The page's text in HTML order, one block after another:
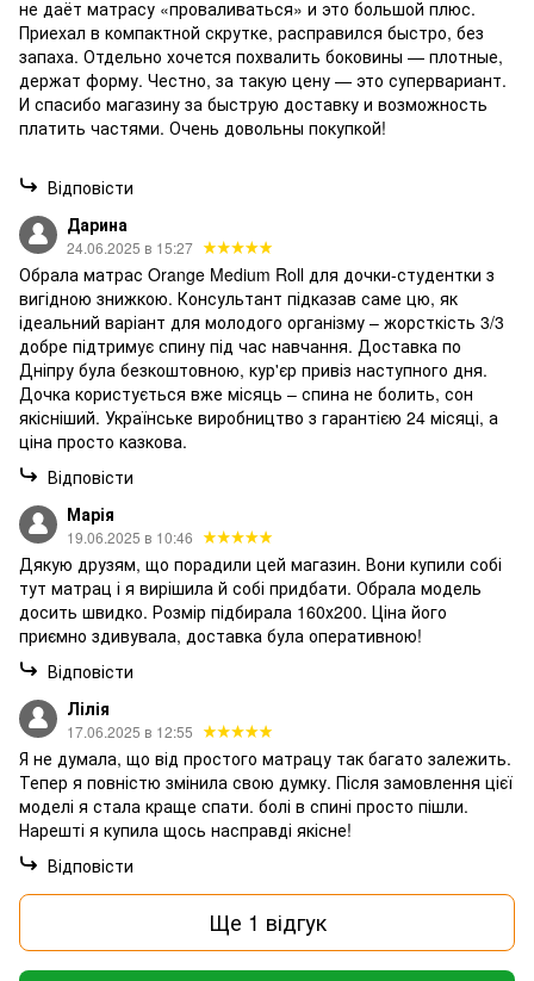
не даёт матрасу «проваливаться» и это большой плюс.
Приехал в компактной скрутке, расправился быстро, без
запаха. Отдельно хочется похвалить боковины — плотные,
держат форму. Честно, за такую цену — это супервариант.
И спасибо магазину за быструю доставку и возможность
платить частями. Очень довольны покупкой!
Відповісти
Дарина
24.06.2025 в 15:27
Обрала матрас Orange Medium Roll для дочки-студентки з
вигідною знижкою. Консультант підказав саме цю, як
ідеальний варіант для молодого організму – жорсткість 3/3
добре підтримує спину під час навчання. Доставка по
Дніпру була безкоштовною, кур'єр привіз наступного дня.
Дочка користується вже місяць – спина не болить, сон
якісніший. Українське виробництво з гарантією 24 місяці, а
ціна просто казкова.
Відповісти
Марія
19.06.2025 в 10:46
Дякую друзям, що порадили цей магазин. Вони купили собі
тут матрац і я вирішила й собі придбати. Обрала модель
досить швидко. Розмір підбирала 160х200. Ціна його
приємно здивувала, доставка була оперативною!
Відповісти
Лілія
17.06.2025 в 12:55
Я не думала, що від простого матрацу так багато залежить.
Тепер я повністю змінила свою думку. Після замовлення цієї
моделі я стала краще спати. болі в спині просто пішли.
Нарешті я купила щось насправді якісне!
Відповісти
Ще 1 відгук